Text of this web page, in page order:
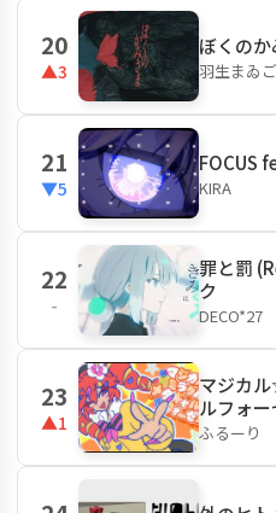
20
▲3
ぼくの
羽生まゐご
21
▼5
FOCUS
KIRA
22
-
罪と罰
ク
DECO*27
23
▲1
マジカ
ルフォー
ふるーり